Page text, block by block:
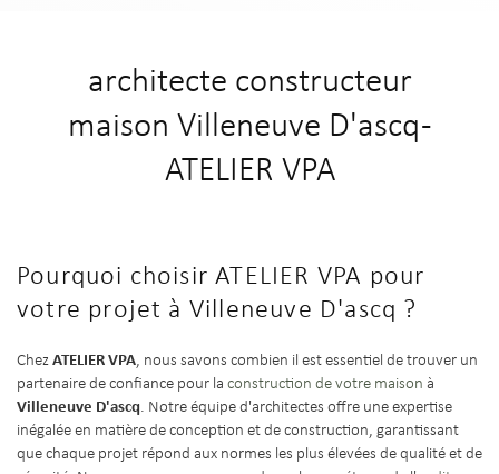
architecte constructeur
maison Villeneuve D'ascq -
ATELIER VPA
Pourquoi choisir ATELIER VPA pour
votre projet à Villeneuve D'ascq ?
ChezATELIER VPA, nous savons combien il est essentiel de trouver un
partenaire de confiance pour la construction de votre maison à
Villeneuve D'ascq. Notre équipe d'architectes offre une expertise
inégalée en matière de conception et de construction, garantissant
que chaque projet répond aux normes les plus élevées de qualité et de